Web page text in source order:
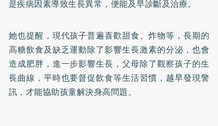
是疾病因素導致生長異常，便能及早診斷及治療。
她也提醒，現代孩子普遍喜歡甜食、炸物等，長期的
高糖飲食及缺乏運動除了影響生長激素的分泌，也會
造成肥胖，進一步影響生長，父母除了觀察孩子的生
長曲線，平時也要督促飲食等生活習慣，越早發現警
訊，才能協助孩童解決身高問題。